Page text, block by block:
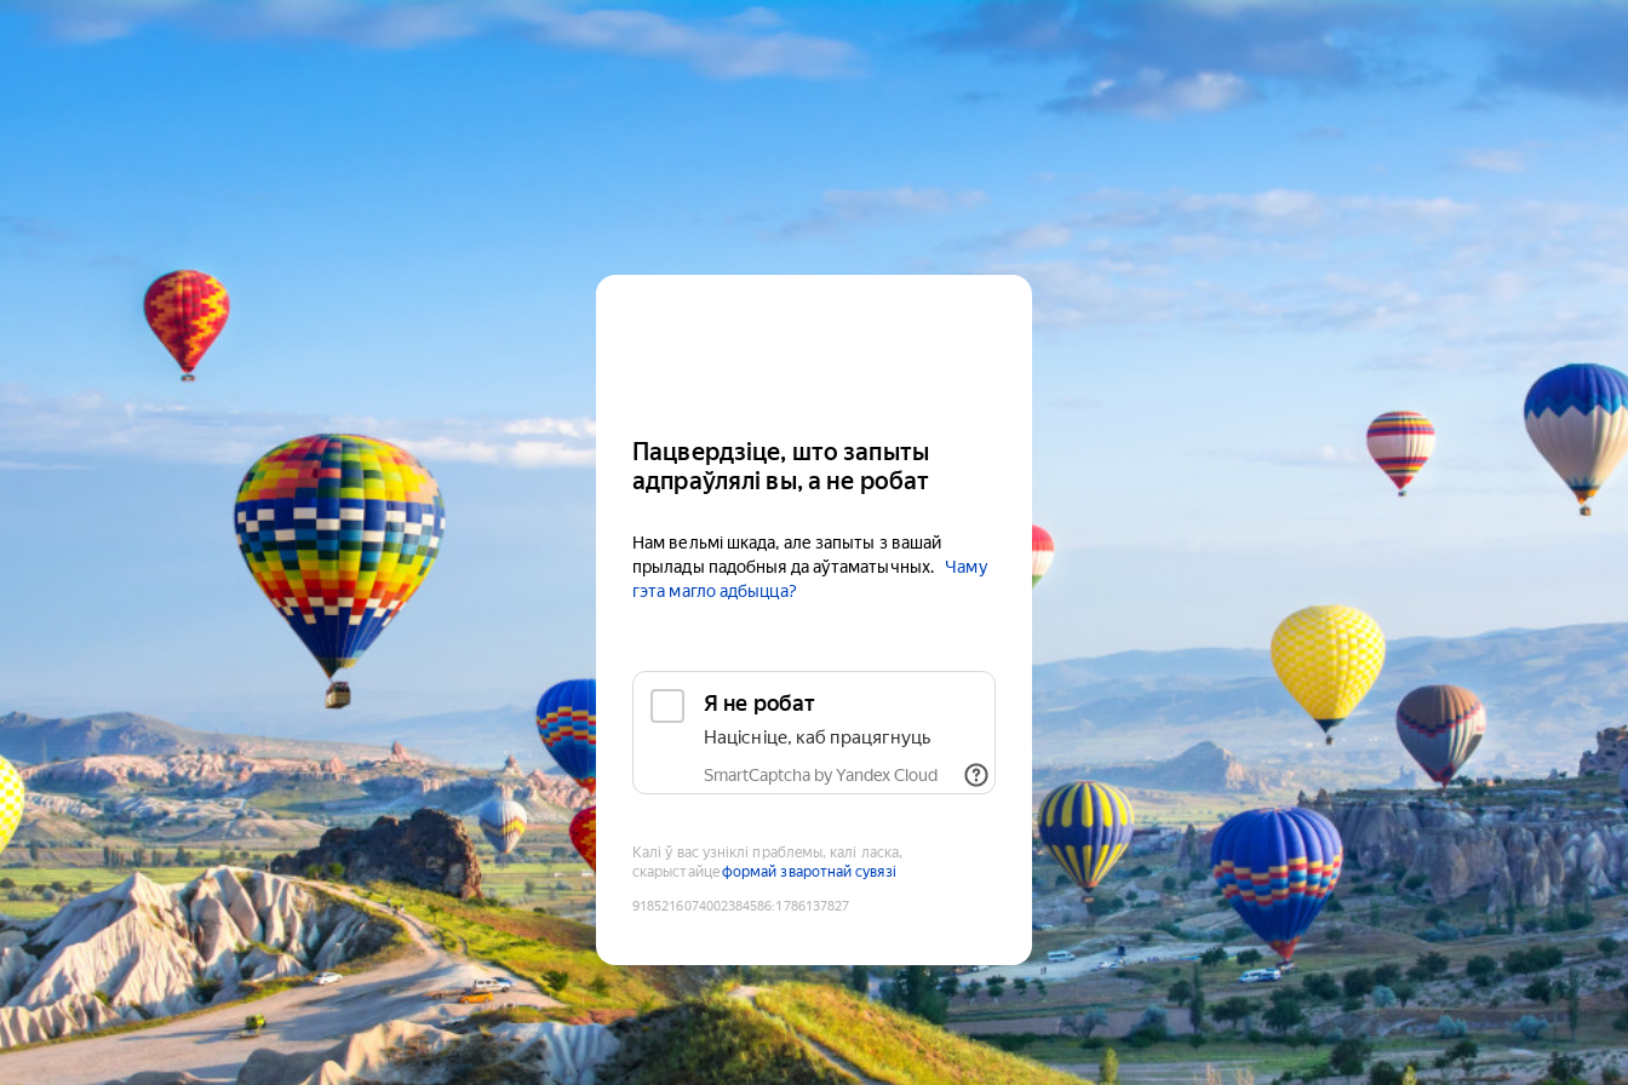
Пацвердзіце, што запыты
адпраўлялі вы, а не робат
Нам вельмі шкада, але запыты з вашай
прылады падобныя да аўтаматычных.
Чаму
гэта магло адбыцца?
Я не робат
Націсніце, каб працягнуць
SmartCaptcha by Yandex Cloud
Калі ў вас узніклі праблемы, калі ласка,
скарыстайцеформай зваротнай сувязі
9185216074002384586:1786137827